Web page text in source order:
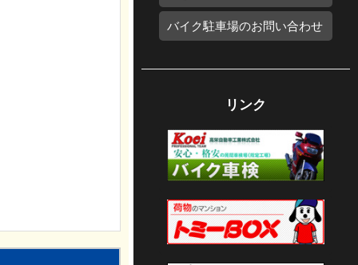
バイク駐車場のお問い合わせ
リンク